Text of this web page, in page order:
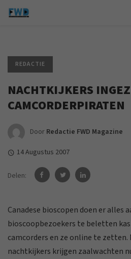
REDACTIE
NACHTKIJKERS
CAMCORDERPIRATEN
Door Redactie FWD Magazine
14 Augustus 2007
Delen:
Canadese bioscopen doen er alles
bioscoopbezoekers te beletten
camcorders en ze online te
nachtkijkers krijgen zaalwachten